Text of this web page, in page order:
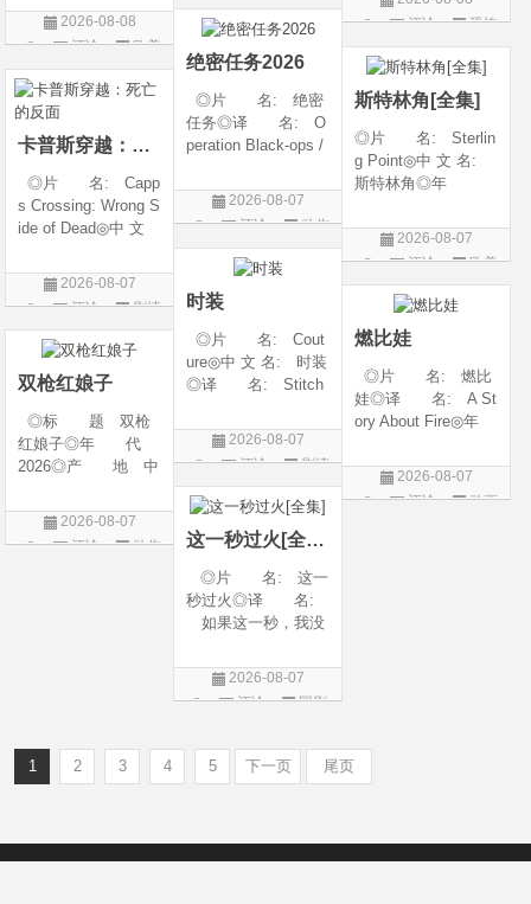
类 别: 剧情 / 爱
情◎语
片
(港) / 谜航(台)◎年
地: 英国◎类
别: 剧情 / 恐
评论
恐怖
片
◎年 代 2024◎
产 地 美国◎
幻 / 悬疑◎语
言 英语◎上映日
2026-08-08
评论
欧美
剧
绝密任务2026
◎片 名: 绝密
任务◎译 名: O
peration Black-ops /
&amp;middot;绝密任
务◎年 代: 202
大陆◎类 别:
动作 / 战争 / 犯
2026-08-07
评论
动作
片
斯特林角[全集]
◎片 名: Sterlin
g Point◎中 文 名:
斯特林角◎年
地: 美国◎类
别: 剧情◎语
期: 2026-08-05(美
国)◎IMDb评分: 6
2026-08-07
评论
欧美
剧
卡普斯穿越：死亡的反面
◎片 名: Capp
s Crossing: Wrong S
ide of Dead◎中 文
死亡的反面◎年
代: 2026◎产
别: 剧情 / 悬疑 / 惊
悚 / 犯罪◎语
2026-08-07
评论
剧情
片
时装
◎片 名: Cout
ure◎中 文 名: 时装
◎译 名: Stitch
(台)◎年 代: 20
25◎产 地: 法
剧情◎语 言:
法语 /
2026-08-07
评论
剧情
片
燃比娃
◎片 名: 燃比
娃◎译 名: A St
ory About Fire◎年
地: 中国大陆◎
类 别: 动画 / 奇
2026-08-07
评论
动画
双枪红娘子
◎标 题 双枪
红娘子◎年 代
2026◎产 地 中
剧情 / 动作 / 战争◎
上映日期 2026-08-
2026-08-07
评论
动作
这一秒过火[全集]
◎片 名: 这一
秒过火◎译 名:
如果这一秒，我没
年 代: 2026◎
产 地: 中国大
汉语普通话◎上映
2026-08-07
评论
国剧
1 2 3 4 5 下一页 尾页